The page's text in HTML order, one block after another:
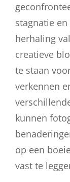
stagnatie
herhaling
creatieve
te staan
verkennen
kunnen
op een
vast te